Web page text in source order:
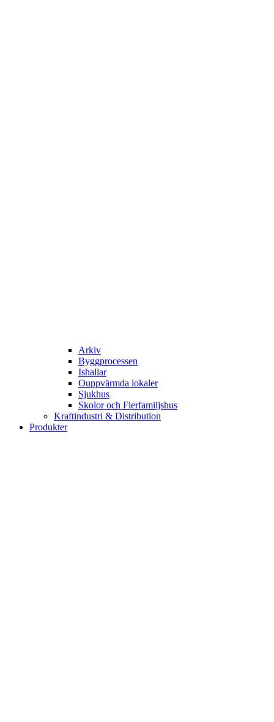
Arkiv
Byggprocessen
Ishallar
Ouppvärmda lokaler
Sjukhus
Skolor och Flerfamiljshus
Kraftindustri & Distribution
Produkter